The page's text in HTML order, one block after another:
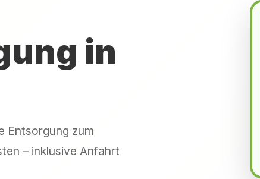
in
Entsorgung zum
– inklusive Anfahrt